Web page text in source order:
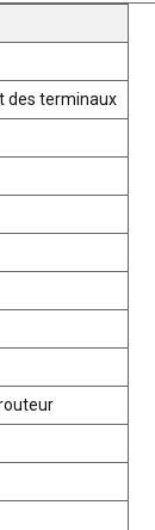
des terminaux